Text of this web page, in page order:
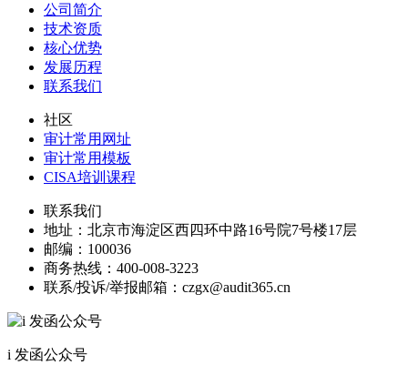
公司简介
技术资质
核心优势
发展历程
联系我们
社区
审计常用网址
审计常用模板
CISA培训课程
联系我们
地址： 北京市海淀区西四环中路16号院7号楼17层
邮编： 100036
商务热线： 400-008-3223
联系/投诉/举报邮箱： czgx@audit365.cn
i 发函公众号